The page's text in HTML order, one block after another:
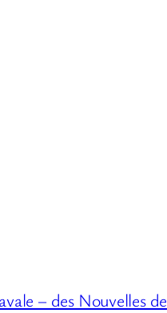
– des Nouvelles de